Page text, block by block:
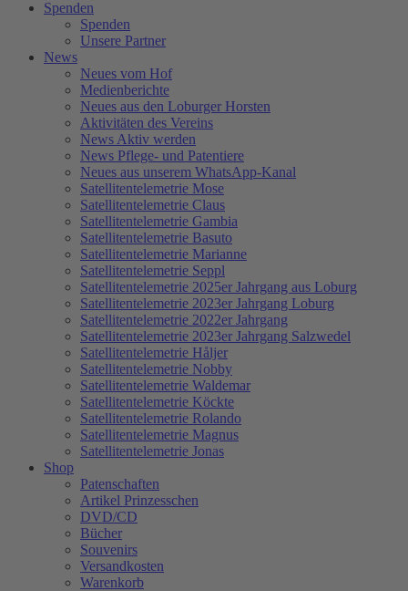
Spenden
Spenden
Unsere Partner
News
Neues vom Hof
Medienberichte
Neues aus den Loburger Horsten
Aktivitäten des Vereins
News Aktiv werden
News Pflege- und Patentiere
Neues aus unserem WhatsApp-Kanal
Satellitentelemetrie Mose
Satellitentelemetrie Claus
Satellitentelemetrie Gambia
Satellitentelemetrie Basuto
Satellitentelemetrie Marianne
Satellitentelemetrie Seppl
Satellitentelemetrie 2025er Jahrgang aus Loburg
Satellitentelemetrie 2023er Jahrgang Loburg
Satellitentelemetrie 2022er Jahrgang
Satellitentelemetrie 2023er Jahrgang Salzwedel
Satellitentelemetrie Håljer
Satellitentelemetrie Nobby
Satellitentelemetrie Waldemar
Satellitentelemetrie Köckte
Satellitentelemetrie Rolando
Satellitentelemetrie Magnus
Satellitentelemetrie Jonas
Shop
Patenschaften
Artikel Prinzesschen
DVD/CD
Bücher
Souvenirs
Versandkosten
Warenkorb